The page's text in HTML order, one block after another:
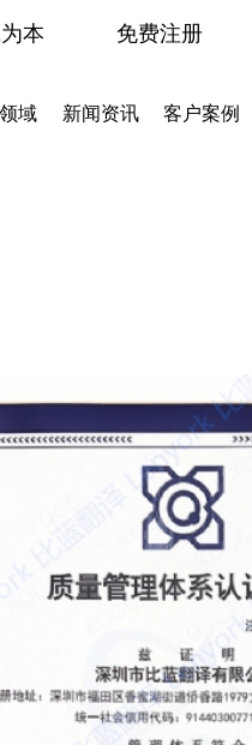
本 免费注册
域 新闻资讯 客户案例
以诚为本